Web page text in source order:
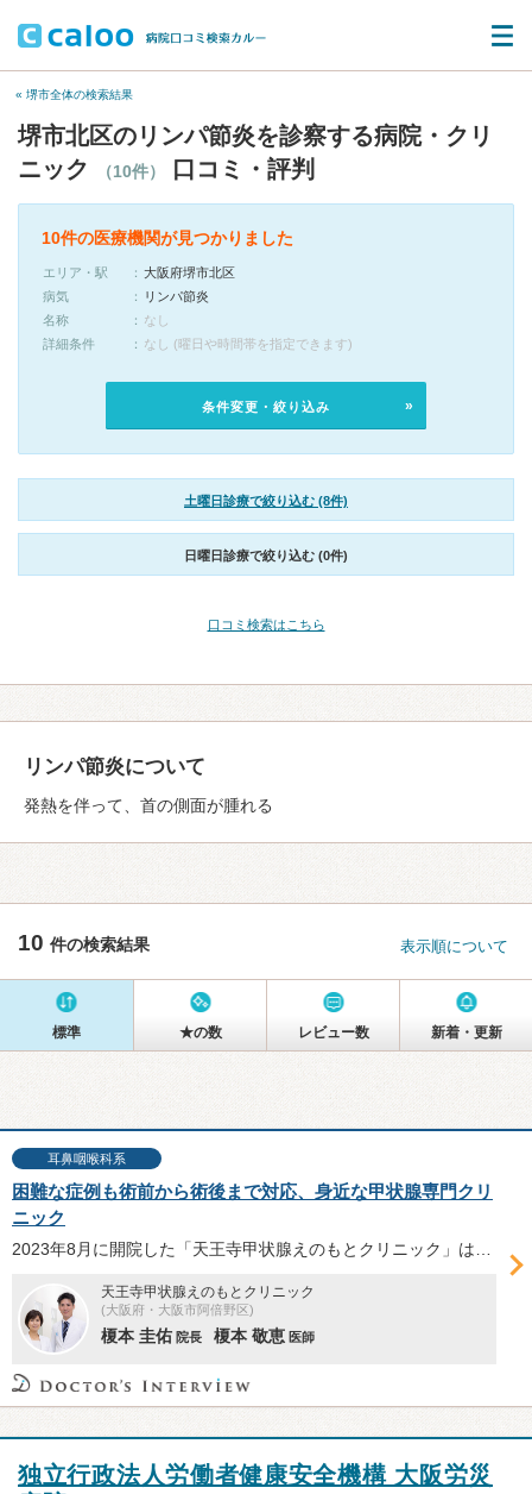
« 堺市全体の検索結果
堺市北区のリンパ節炎を診察する病院・クリ
ニック
（10件） 口コミ・評判
10件の医療機関が見つかりました
エリア・駅
大阪府堺市北区
病気
リンパ節炎
名称
なし
詳細条件
なし (曜日や時間帯を指定できます)
条件変更・絞り込み
土曜日診療で絞り込む (8件)
日曜日診療で絞り込む (0件)
口コミ検索はこちら
リンパ節炎について
発熱を伴って、首の側面が腫れる
10 件の検索結果 表示順について
標準 ★の数 レビュー数 新着・更新
耳鼻咽喉科系
困難な症例も術前から術後まで対応、身近な甲状腺専門クリ
ニック
天王寺甲状腺えのもとクリニック
(大阪府・大阪市阿倍野区)
榎本 圭佑 院長 榎本 敬恵 医師
独立行政法人労働者健康安全機構 大阪労災